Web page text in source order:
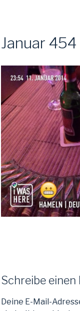
Januar 454
Schreibe
Deine E-Mail-